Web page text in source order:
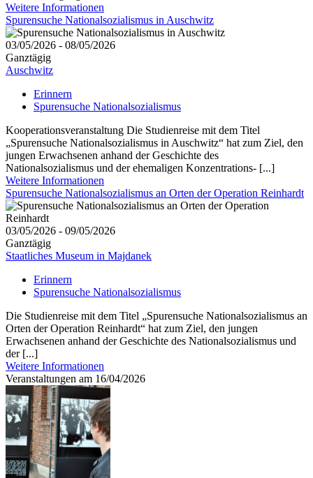
Weitere Informationen
Spurensuche Nationalsozialismus in Auschwitz
03/05/2026 - 08/05/2026
Ganztägig
Auschwitz
Erinnern
Spurensuche Nationalsozialismus
Kooperationsveranstaltung Die Studienreise mit dem Titel
„Spurensuche Nationalsozialismus in Auschwitz“ hat zum Ziel, den
jungen Erwachsenen anhand der Geschichte des
Nationalsozialismus und der ehemaligen Konzentrations- [...]
Weitere Informationen
Spurensuche Nationalsozialismus an Orten der Operation Reinhardt
03/05/2026 - 09/05/2026
Ganztägig
Staatliches Museum in Majdanek
Erinnern
Spurensuche Nationalsozialismus
Die Studienreise mit dem Titel „Spurensuche Nationalsozialismus an
Orten der Operation Reinhardt“ hat zum Ziel, den jungen
Erwachsenen anhand der Geschichte des Nationalsozialismus und
der [...]
Weitere Informationen
Veranstaltungen am 16/04/2026